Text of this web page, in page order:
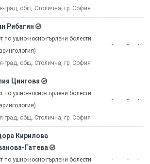
град, общ. Столична, гр. София
Рибагин
по ушно-носно-гърлени болести
град, общ. Столична, гр. София
- - -
Цингова
по ушно-носно-гърлени болести
град, общ. Столична, гр. София
- - -
Кирилова
Гатева
по ушно-носно-гърлени болести
- - -